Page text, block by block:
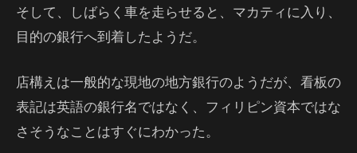
そして、しばらく車を走らせると、マカティに入り、
目的の銀行へ到着したようだ。
店構えは一般的な現地の地方銀行のようだが、看板の
表記は英語の銀行名ではなく、フィリピン資本ではな
さそうなことはすぐにわかった。